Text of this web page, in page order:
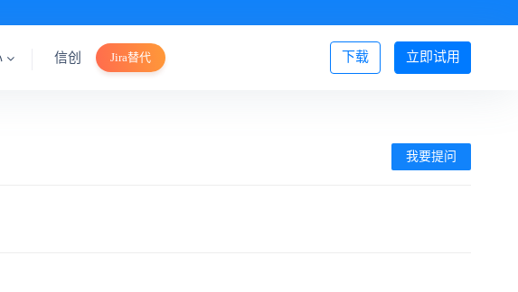
立即试用
下载
信创 Jira替代 登录/注册
我要提问